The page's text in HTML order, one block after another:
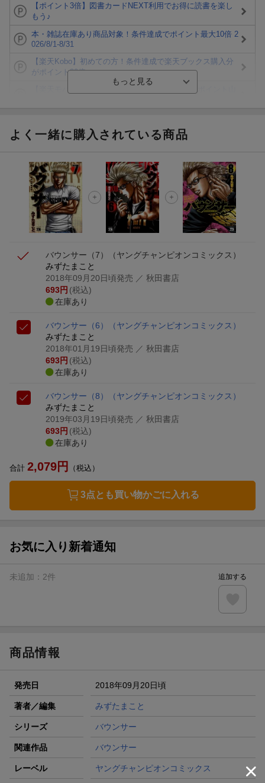
【ポイント3倍】図書カードNEXT利用でお得に読書を楽し
もう♪
本・雑誌在庫あり商品対象！条件達成でポイント最大10倍 2
026/8/1-8/31
【楽天Kobo】初めての方！条件達成で楽天ブックス購入分
がポイント20倍
ト山分け
エントリー＆3,000円以上購入で無料データSIM（3GB/月プ
ラン）が当たる！
楽天モバイル紹介キャンペーンの拡散で300円OFFクーポン
進呈
よく一緒に購入されている商品
バウンサー（7）
（ヤングチャンピオンコミックス）
みずたまこと
2018年09月20日頃発売 ／ 秋田書店
693円 (税込)
在庫あり
バウンサー（6）
（ヤングチャンピオンコミックス）
みずたまこと
2018年01月19日頃発売 ／ 秋田書店
693円 (税込)
在庫あり
バウンサー（8）
（ヤングチャンピオンコミックス）
みずたまこと
2019年03月19日頃発売 ／ 秋田書店
693円 (税込)
在庫あり
合計 2,079円 （税込）
3点とも買い物かごに入れる
お気に入り新着通知
未追加： 2件 追加する
商品情報
発売日 2018年09月20日頃
著者／編集 みずたまこと
シリーズ バウンサー
関連作品 バウンサー
レーベル ヤングチャンピオンコミックス